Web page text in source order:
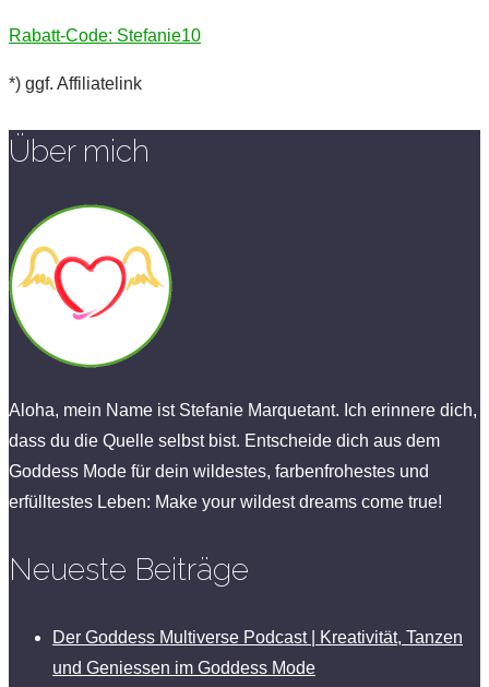
Rabatt-Code: Stefanie10
*) ggf. Affiliatelink
Über mich
Aloha, mein Name ist Stefanie Marquetant. Ich erinnere dich,
dass du die Quelle selbst bist. Entscheide dich aus dem
Goddess Mode für dein wildestes, farbenfrohestes und
erfülltestes Leben: Make your wildest dreams come true!
Neueste Beiträge
Der Goddess Multiverse Podcast | Kreativität, Tanzen
und Geniessen im Goddess Mode